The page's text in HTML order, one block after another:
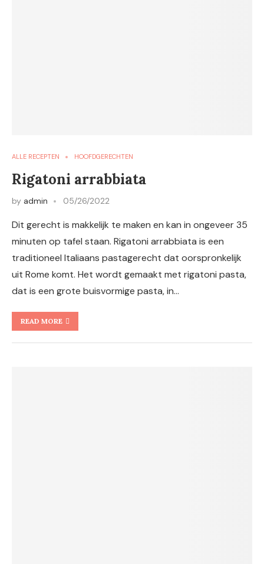
ALLE RECEPTEN HOOFDGERECHTEN
Rigatoni arrabbiata
by admin 05/26/2022
Dit gerecht is makkelijk te maken en kan in ongeveer 35
minuten op tafel staan. Rigatoni arrabbiata is een
traditioneel Italiaans pastagerecht dat oorspronkelijk
uit Rome komt. Het wordt gemaakt met rigatoni pasta,
dat is een grote buisvormige pasta, in…
READ MORE